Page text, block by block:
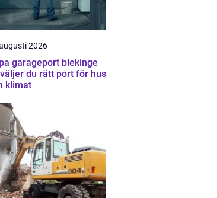
2026
garageport blekinge
du rätt port för hus
klimat